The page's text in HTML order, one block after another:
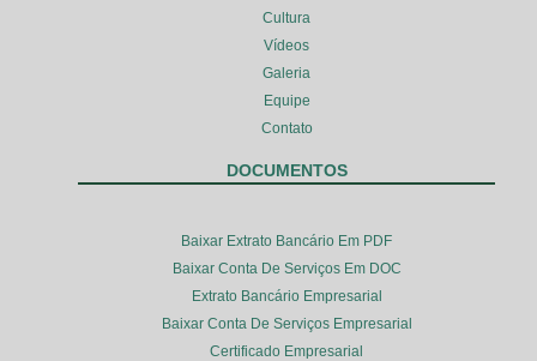
Cultura
Vídeos
Galeria
Equipe
Contato
DOCUMENTOS
Baixar Extrato Bancário Em PDF
Baixar Conta De Serviços Em DOC
Extrato Bancário Empresarial
Baixar Conta De Serviços Empresarial
Certificado Empresarial